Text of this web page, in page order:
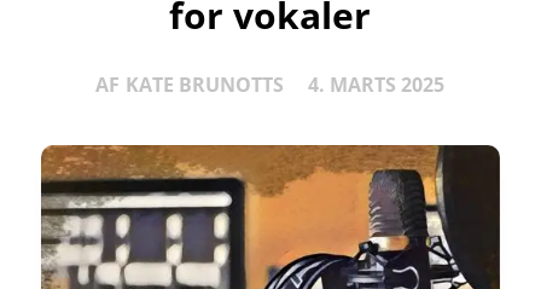
for vokaler
AF KATE BRUNOTTS 4. MARTS 2025